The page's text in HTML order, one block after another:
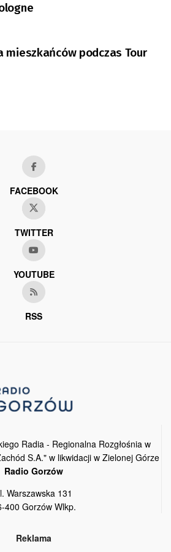
mieszkańców podczas Tour
FACEBOOK
TWITTER
YOUTUBE
RSS
Radia - Regionalna Rozgłośnia w
S.A." w likwidacji w Zielonej Górze
Radio Gorzów
Warszawska 131
400 Gorzów Wlkp.
Reklama